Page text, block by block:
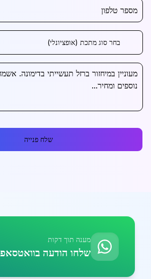
שלח פנייה
מענה תוך דקות
שלחו הודעה בוואטסאפ